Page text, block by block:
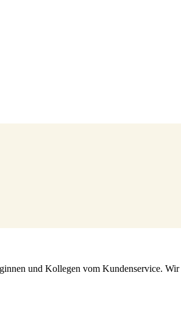
und Kollegen vom Kundenservice.